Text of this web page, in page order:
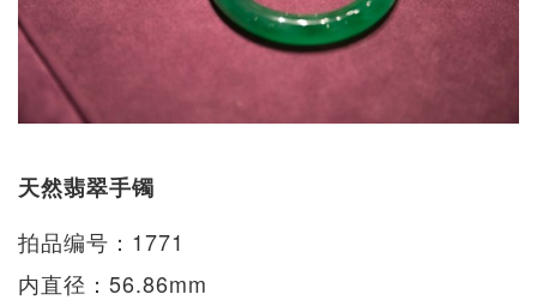
天然翡翠手镯
拍品编号：1771
内直径：56.86mm